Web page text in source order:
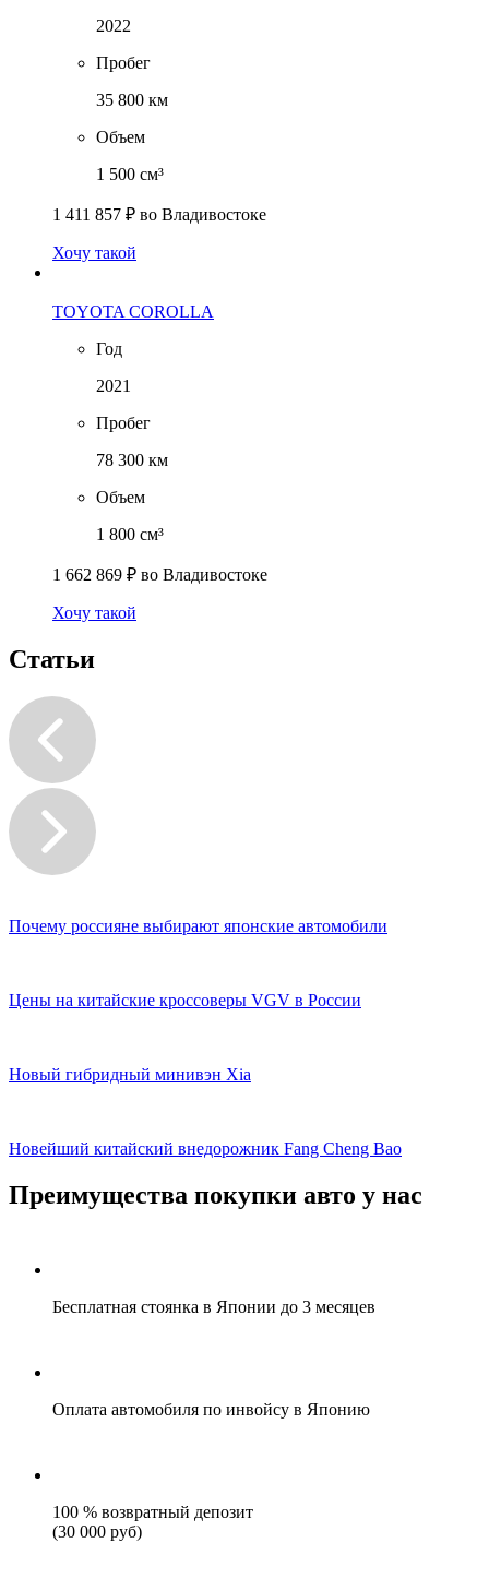
2022
Пробег
35 800 км
Объем
1 500 см³
1 411 857 ₽ во Владивостоке
Хочу такой
TOYOTA COROLLA
Год
2021
Пробег
78 300 км
Объем
1 800 см³
1 662 869 ₽ во Владивостоке
Хочу такой
Статьи
Почему россияне выбирают японские автомобили
Цены на китайские кроссоверы VGV в России
Новый гибридный минивэн Xia
Новейший китайский внедорожник Fang Cheng Bao
Преимущества покупки авто у нас
Бесплатная стоянка в Японии до 3 месяцев
Оплата автомобиля по инвойсу в Японию
100 % возвратный депозит
(30 000 руб)